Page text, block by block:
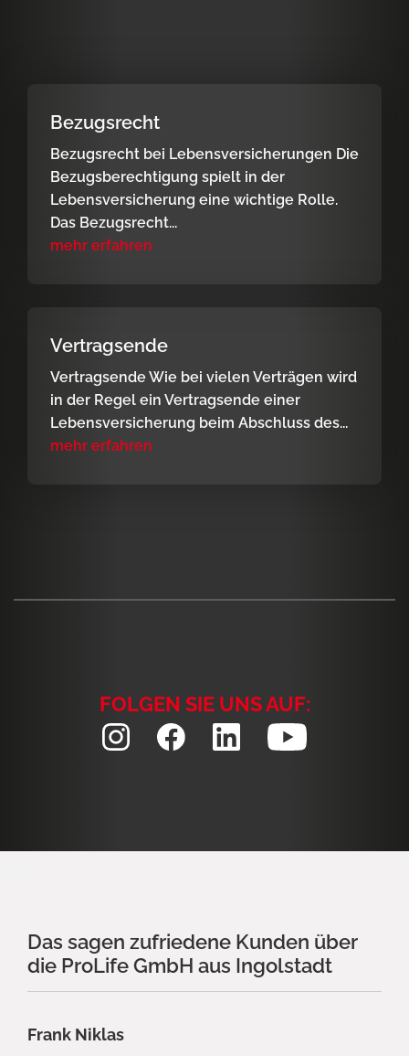
Bezugsrecht
Bezugsrecht bei Lebensversicherungen Die
Bezugsberechtigung spielt in der
Lebensversicherung eine wichtige Rolle.
Das Bezugsrecht...
mehr erfahren
Vertragsende
Vertragsende Wie bei vielen Verträgen wird
in der Regel ein Vertragsende einer
Lebensversicherung beim Abschluss des...
mehr erfahren
FOLGEN SIE UNS AUF:
Das sagen zufriedene Kunden über
die ProLife GmbH aus Ingolstadt
Frank Niklas